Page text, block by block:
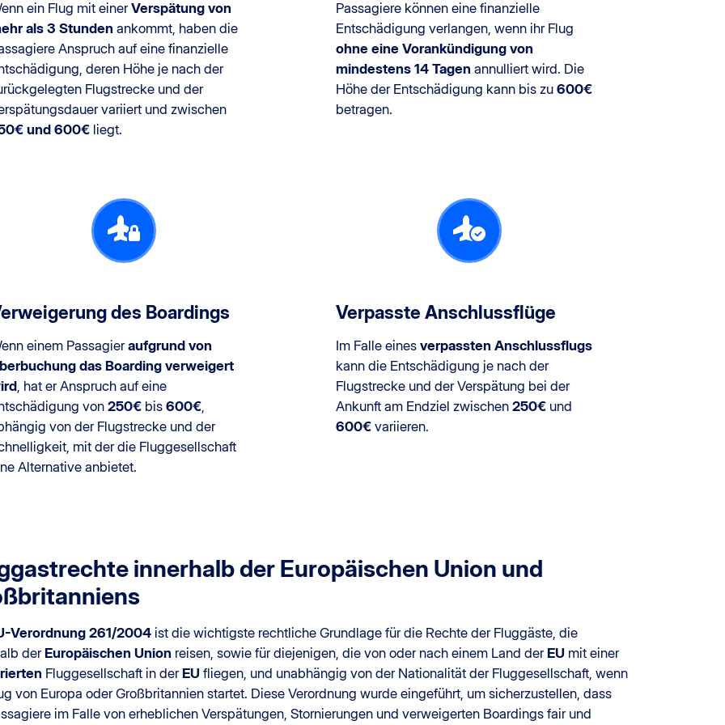
ein Flug mit einerVerspätung von
als 3 Stunden ankommt, haben die
Anspruch auf eine finanzielle
deren Höhe je nach der
Flugstrecke und der
variiert und zwischen
und 600€ liegt.
Passagiere können eine finanzielle
Entschädigung verlangen, wenn ihr Flug
ohne eine Vorankündigung von
mindestens 14 Tagen annulliert wird. Die
Höhe der Entschädigung kann bis zu 600€
betragen.
des Boardings
einem Passagieraufgrund von
das Boarding verweigert
, hat er Anspruch auf eine
von 250€ bis 600€,
von der Flugstrecke und der
mit der die Fluggesellschaft
Alternative anbietet.
Verpasste Anschlussflüge
Im Falle eines verpassten Anschlussflugs
kann die Entschädigung je nach der
Flugstrecke und der Verspätung bei der
Ankunft am Endziel zwischen 250€und
600€variieren.
innerhalb der Europäischen Union und
Verordnung 261/2004 ist die wichtigste rechtliche Grundlage für die Rechte der Fluggäste, die
derEuropäischen Union reisen, sowie für diejenigen, die von oder nach einem Land der EU mit einer
Fluggesellschaft in der EU fliegen, und unabhängig von der Nationalität der Fluggesellschaft, wenn
von Europa oder Großbritannien startet. Diese Verordnung wurde eingeführt, um sicherzustellen, dass
im Falle von erheblichen Verspätungen, Stornierungen und verweigerten Boardings fair und